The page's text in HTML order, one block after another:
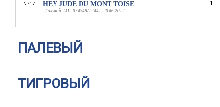
N 217 HEY JUDE DU MONT TOISE
Голубой, LO : 074948/12441, 20.06.2012
1
ПАЛЕВЫЙ
ТИГРОВЫЙ